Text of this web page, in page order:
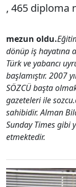
, 465 diploma
mezun oldu.
dönüp iş hayatına
Türk ve yabancı
başlamıştır. 2007
SÖZCÜ başta
gazeteleri ile
sahibidir. Alman
Sunday Times gibi
etmektedir.